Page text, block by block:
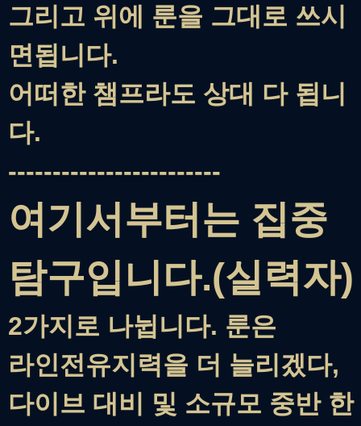
그리고 위에 룬을 그대로 쓰시
면됩니다.
어떠한 챔프라도 상대 다 됩니
다.
------------------------
여기서부터는 집중
탐구입니다.(실력자)
2가지로 나뉩니다. 룬은
라인전유지력을 더 늘리겠다,
다이브 대비 및 소규모 중반 한